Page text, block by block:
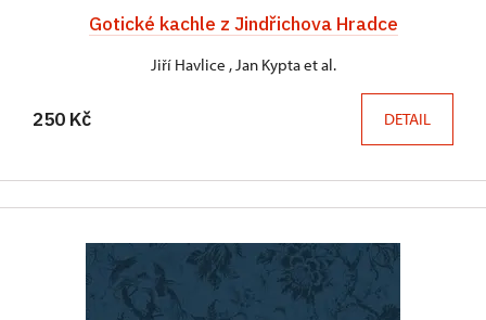
Gotické kachle z Jindřichova Hradce
Jiří Havlice , Jan Kypta et al.
250 Kč DETAIL